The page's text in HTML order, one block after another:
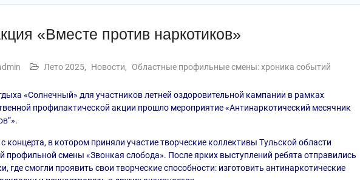
«Вместе против наркотиков»
Лето 2025, Новости, Областные профильные смены: хроника событий
«Солнечный» для участников летней оздоровительной кампании в рамках
профилактической акции прошло мероприятие «Антинаркотический месячник
концерта, в котором приняли участие творческие коллективы Тульской области
профильной смены «Звонкая слобода». После ярких выступлений ребята отправились
где смогли проявить свои творческие способности: изготовить антинаркотические